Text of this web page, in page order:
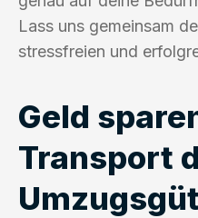
Lass uns gemeinsam
stressfreien und
Geld
Transport